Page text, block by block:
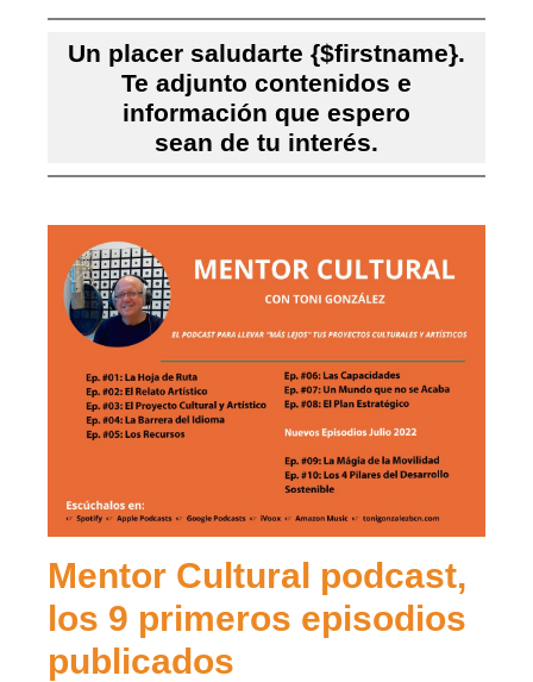
Un placer saludarte {$firstname}.
Te adjunto contenidos e
información que espero
sean de tu interés.
Mentor Cultural podcast,
los 9 primeros episodios
publicados